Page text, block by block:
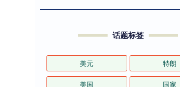
话题标签
美元 特朗
美国 国家